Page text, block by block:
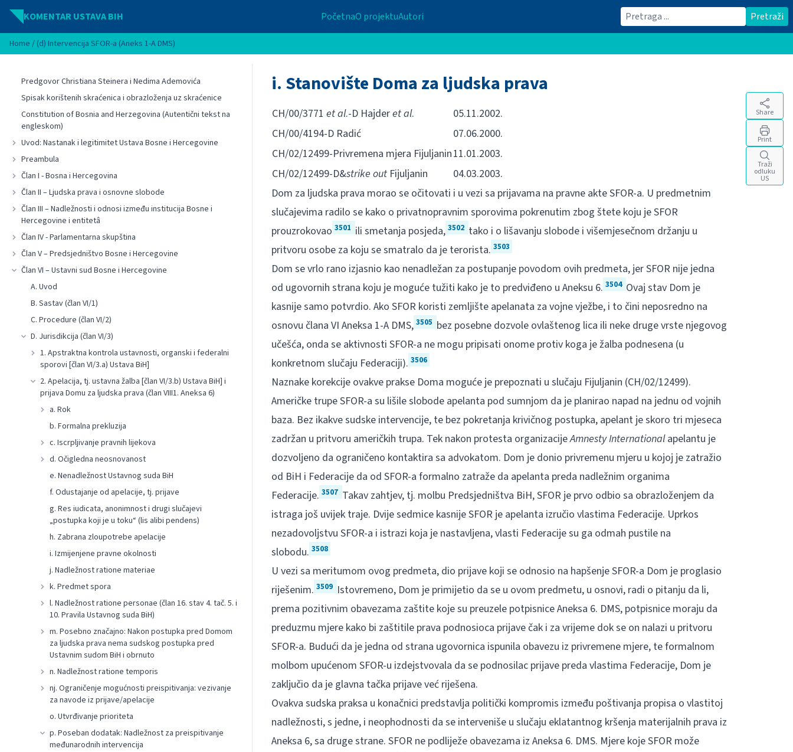
Idi na sadržaj
KOMENTAR USTAVA BIH PočetnaO projektuAutori Traži Pretraži
Home / (d) Intervencija SFOR-a (Aneks 1-A DMS)
Predgovor Christiana Steinera i Nedima Ademovića
Spisak korištenih skraćenica i obrazloženja uz skraćenice
Constitution of Bosnia and Herzegovina (Autentični tekst na
engleskom)
Uvod: Nastanak i legitimitet Ustava Bosne i Hercegovine
Preambula
Član I - Bosna i Hercegovina
Član II – Ljudska prava i osnovne slobode
Član III – Nadležnosti i odnosi između institucija Bosne i
Hercegovine i entitetâ
Član IV - Parlamentarna skupština
Član V – Predsjedništvo Bosne i Hercegovine
Član VI – Ustavni sud Bosne i Hercegovine
A. Uvod
B. Sastav (član VI/1)
C. Procedure (član VI/2)
D. Jurisdikcija (član VI/3)
1. Apstraktna kontrola ustavnosti, organski i federalni
sporovi [član VI/3.a) Ustava BiH]
2. Apelacija, tj. ustavna žalba [član VI/3.b) Ustava BiH] i
prijava Domu za ljudska prava (član VIII1. Aneksa 6)
a. Rok
b. Formalna prekluzija
c. Iscrpljivanje pravnih lijekova
d. Očigledna neosnovanost
e. Nenadležnost Ustavnog suda BiH
f. Odustajanje od apelacije, tj. prijave
g. Res iudicata, anonimnost i drugi slučajevi
„postupka koji je u toku“ (lis alibi pendens)
h. Zabrana zloupotrebe apelacije
i. Izmijenjene pravne okolnosti
j. Nadležnost ratione materiae
k. Predmet spora
l. Nadležnost ratione personae (član 16. stav 4. tač. 5. i
10. Pravila Ustavnog suda BiH)
m. Posebno značajno: Nakon postupka pred Domom
za ljudska prava nema sudskog postupka pred
Ustavnim sudom BiH i obrnuto
n. Nadležnost ratione temporis
nj. Ograničenje mogućnosti preispitivanja: vezivanje
za navode iz prijave/apelacije
o. Utvrđivanje prioriteta
p. Poseban dodatak: Nadležnost za preispitivanje
međunarodnih intervencija
i. Stanovište Doma za ljudska prava
CH/00/3771 et al.-D Hajderet al.
05.11.2002.
CH/00/4194-D Radić
07.06.2000.
CH/02/12499-Privremena mjera Fijuljanin11.01.2003.
CH/02/12499-D&strike out Fijuljanin
04.03.2003.
Dom za ljudska prava morao se očitovati i u vezi sa prijavama na pravne akte SFOR-a. U predmetnim
slučajevima radilo se kako o privatnopravnim sporovima pokrenutim zbog štete koju je SFOR
prouzrokovao 3501 ili smetanja posjeda, 3502 tako i o lišavanju slobode i višemjesečnom držanju u
pritvoru osobe za koju se smatralo da je terorista. 3503
Dom se vrlo rano izjasnio kao nenadležan za postupanje povodom ovih predmeta, jer SFOR nije jedna
od ugovornih strana koju je moguće tužiti kako je to predviđeno u Aneksu 6. 3504 Ovaj stav Dom je
kasnije samo potvrdio. Ako SFOR koristi zemljište apelanata za vojne vježbe, i to čini neposredno na
osnovu člana VI Aneksa 1-A DMS, 3505 bez posebne dozvole ovlaštenog lica ili neke druge vrste njegovog
učešća, onda se aktivnosti SFOR-a ne mogu pripisati onome protiv koga je žalba podnesena (u
konkretnom slučaju Federaciji). 3506
Naznake korekcije ovakve prakse Doma moguće je prepoznati u slučaju Fijuljanin (CH/02/12499).
Američke trupe SFOR-a su lišile slobode apelanta pod sumnjom da je planirao napad na jednu od vojnih
baza. Bez ikakve sudske intervencije, te bez pokretanja krivičnog postupka, apelant je skoro tri mjeseca
zadržan u pritvoru američkih trupa. Tek nakon protesta organizacijeAmnesty Internationalapelantu je
dozvoljeno da ograničeno kontaktira sa advokatom. Dom je donio privremenu mjeru u kojoj je zatražio
od BiH i Federacije da od SFOR-a formalno zatraže da apelanta preda nadležnim organima
Federacije. 3507 Takav zahtjev, tj. molbu Predsjedništva BiH, SFOR je prvo odbio sa obrazloženjem da
istraga još uvijek traje. Dvije sedmice kasnije SFOR je apelanta izručio vlastima Federacije. Uprkos
nezadovoljstvu SFOR-a i istrazi koja je nastavljena, vlasti Federacije su ga odmah pustile na
slobodu. 3508
U vezi sa meritumom ovog predmeta, dio prijave koji se odnosio na hapšenje SFOR-a Dom je proglasio
riješenim. 3509 Istovremeno, Dom je primijetio da se u ovom predmetu, u osnovi, radi o pitanju da li,
prema pozitivnim obavezama zaštite koje su preuzele potpisnice Aneksa 6. DMS, potpisnice moraju da
preduzmu mjere kako bi zaštitile prava podnosioca prijave čak i za vrijeme dok se on nalazi u pritvoru
SFOR-a. Budući da je jedna od strana ugovornica ispunila obavezu iz privremene mjere, te formalnom
molbom upućenom SFOR-u izdejstvovala da se podnosilac prijave preda vlastima Federacije, Dom je
zaključio da je glavna tačka prijave već riješena.
Ovakva sudska praksa u konačnici predstavlja politički kompromis između poštivanja propisa o vlastitoj
nadležnosti, s jedne, i neophodnosti da se interveniše u slučaju eklatantnog kršenja materijalnih prava iz
Aneksa 6, sa druge strane. SFOR ne podliježe obavezama iz Aneksa 6. DMS. Mjere koje SFOR može
Share
Print
Traži
odluku
US